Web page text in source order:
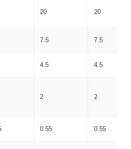
20 20
7.5 7.5
4.5 4.5
2 2
0.55 0.55